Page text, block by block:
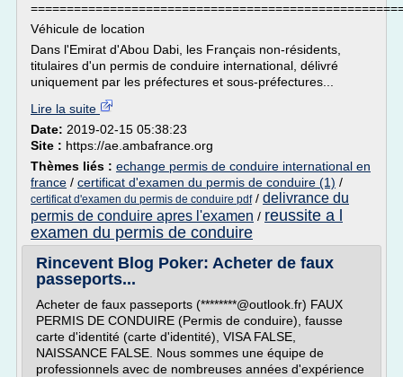
Véhicule de location
Dans l'Emirat d'Abou Dabi, les Français non-résidents,
titulaires d'un permis de conduire international, délivré
uniquement par les préfectures et sous-préfectures...
Lire la suite
Date: 2019-02-15 05:38:23
Site : https://ae.ambafrance.org
Thèmes liés : echange permis de conduire international en
france / certificat d'examen du permis de conduire (1) /
certificat d'examen du permis de conduire pdf/ delivrance du
permis de conduire apres l'examen / reussite a l
examen du permis de conduire
Rincevent Blog Poker: Acheter de faux
passeports...
Acheter de faux passeports (********@outlook.fr) FAUX
PERMIS DE CONDUIRE (Permis de conduire), fausse
carte d'identité (carte d'identité), VISA FALSE,
NAISSANCE FALSE. Nous sommes une équipe de
professionnels avec de nombreuses années d'expérience